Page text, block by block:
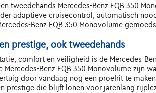
tweedehands Mercedes-Benz EQB 350
adaptieve cruisecontrol, automatisch
Benz EQB 350 Monovolume
prestige, ook tweedehands
comfort en veiligheid is de Mercedes-
Benz EQB 350 Monovolume zijn
door vandaag nog een proefrit te
prestige die blijft lonen voor jarenlang